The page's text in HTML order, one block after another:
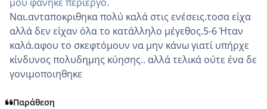
Ναι.ανταποκριθηκα πολύ καλά στις ενέσεις.τοσα είχα
αλλά δεν είχαν όλα το κατάλληλο μέγεθος.5-6 Ήταν
καλά.αφου το σκεφτόμουν να μην κάνω γιατί υπήρχε
κίνδυνος πολυδημης κύησης.. αλλά τελικά ούτε ένα δε
γονιμοποιηθηκε
Παράθεση